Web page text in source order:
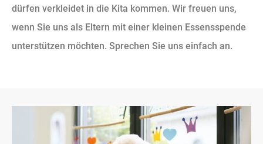
dürfen verkleidet in die Kita kommen. Wir freuen uns,
wenn Sie uns als Eltern mit einer kleinen Essensspende
unterstützen möchten. Sprechen Sie uns einfach an.